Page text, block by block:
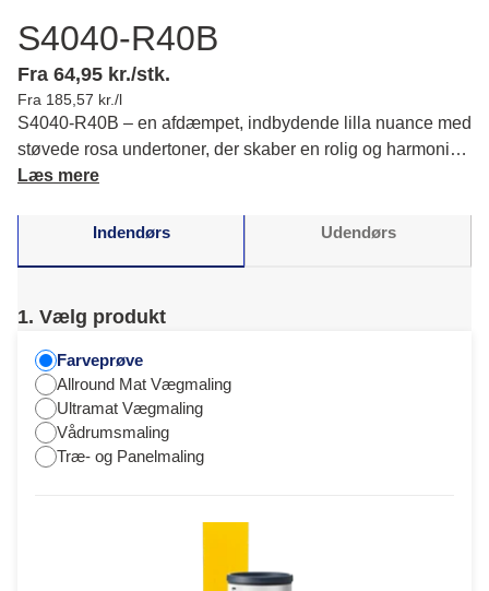
S4040-R40B
Fra 64,95 kr./stk.
Fra 185,57 kr./l
S4040-R40B – en afdæmpet, indbydende lilla nuance med
støvede rosa undertoner, der skaber en rolig og harmonisk
stemning, hvor du får en elegant følelse af dybde. Læs
Læs mere
Indendørs Udendørs
1. Vælg produkt
Farveprøve
Allround Mat Vægmaling
Ultramat Vægmaling
Vådrumsmaling
Træ- og Panelmaling